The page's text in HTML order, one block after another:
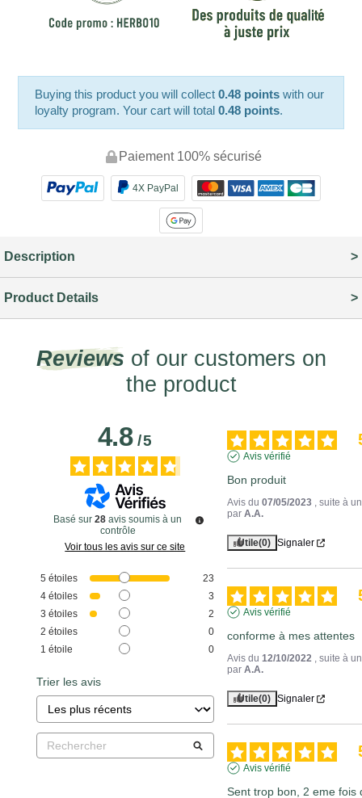
Buying this product you will collect0.48 points with our
loyalty program. Your cart will total0.48 points.
Paiement 100% sécurisé
4X PayPal
Description
Product Details
Reviews of our customers on
the product
4.8/5
Basé sur28 avis soumis à un
contrôle
Voir tous les avis sur ce site
5 étoiles
23
4 étoiles
3
3 étoiles
2
2 étoiles
0
1 étoile 0
Trier les avis
Avis vérifié
Bon produit
Avis du07/05/2023 , suite à
parA.A.
Utile(0) Signaler
Avis vérifié
conforme à mes attentes
Avis du12/10/2022 , suite à
parA.A.
Utile(0) Signaler
Avis vérifié
Sent trop bon, 2 eme fois